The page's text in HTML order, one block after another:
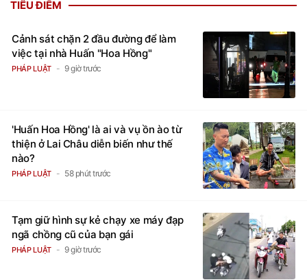
TIÊU ĐIỂM
Cảnh sát chặn 2 đầu đường để làm
việc tại nhà Huấn "Hoa Hồng"
PHÁP LUẬT 9 giờ trước
'Huấn Hoa Hồng' là ai và vụ ồn ào từ
thiện ở Lai Châu diễn biến như thế
nào?
PHÁP LUẬT 58 phút trước
Tạm giữ hình sự kẻ chạy xe máy đạp
ngã chồng cũ của bạn gái
PHÁP LUẬT 9 giờ trước